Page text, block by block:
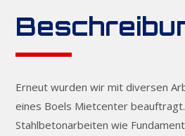
Erneut wurden wir mit diversen
eines Boels Mietcenter beauftragt.
Stahlbetonarbeiten wie